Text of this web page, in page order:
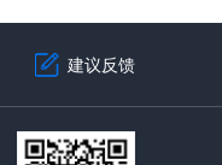
建议反馈